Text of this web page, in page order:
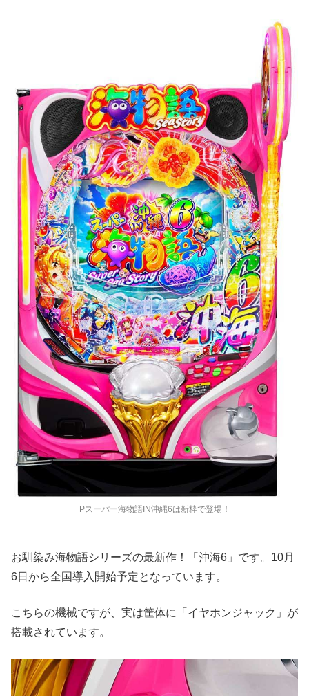
Pスーパー海物語IN沖縄6は新枠で登場！
お馴染み海物語シリーズの最新作！「沖海6」です。10月
6日から全国導入開始予定となっています。
こちらの機械ですが、実は筐体に「イヤホンジャック」が
搭載されています。